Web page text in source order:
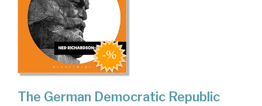
The German Democratic Republic